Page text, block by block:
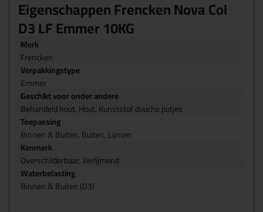
Eigenschappen Frencken Nova Col
D3 LF Emmer 10KG
Merk
Frencken
Verpakkingstype
Emmer
Geschikt voor onder andere
Behandeld hout, Hout, Kunststof douche putjes
Toepassing
Binnen & Buiten, Buiten, Lijmen
Kenmerk
Overschilderbaar, Verlijmend
Waterbelasting
Binnen & Buiten (D3)